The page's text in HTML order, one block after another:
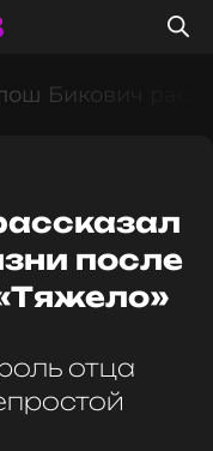
Бикович
после
отца